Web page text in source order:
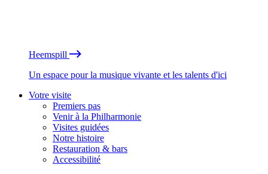
Heemspill
Un espace pour la musique vivante et les talents d'ici
Votre visite
Premiers pas
Venir à la Philharmonie
Visites guidées
Notre histoire
Restauration & bars
Accessibilité